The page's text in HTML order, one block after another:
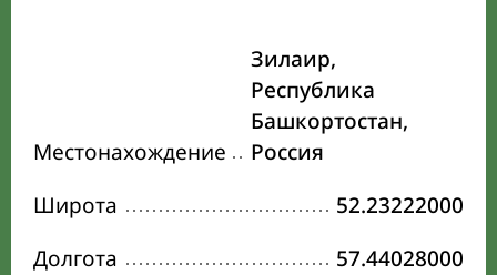
Местонахождение
Зилаир,
Республика
Башкортостан,
Россия
Широта
52.23222000
Долгота
57.44028000